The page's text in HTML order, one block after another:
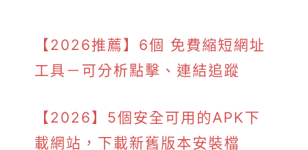
【2026推薦】6個 免費縮短網址
工具－可分析點擊、連結追蹤
【2026】5個安全可用的APK下
載網站，下載新舊版本安裝檔